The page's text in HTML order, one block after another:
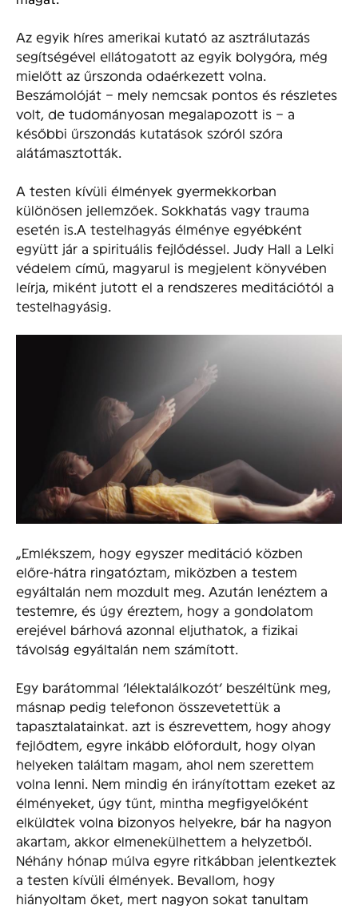
Az egyik híres amerikai kutató az asztrálutazás
segítségével ellátogatott az egyik bolygóra, még
mielőtt az űrszonda odaérkezett volna.
Beszámolóját – mely nemcsak pontos és részletes
volt, de tudományosan megalapozott is – a
későbbi űrszondás kutatások szóról szóra
alátámasztották.
A testen kívüli élmények gyermekkorban
különösen jellemzőek. Sokkhatás vagy trauma
esetén is.A testelhagyás élménye egyébként
együtt jár a spirituális fejlődéssel. Judy Hall a Lelki
védelem című, magyarul is megjelent könyvében
leírja, miként jutott el a rendszeres meditációtól a
testelhagyásig.
„Emlékszem, hogy egyszer meditáció közben
előre-hátra ringatóztam, miközben a testem
egyáltalán nem mozdult meg. Azután lenéztem a
testemre, és úgy éreztem, hogy a gondolatom
erejével bárhová azonnal eljuthatok, a fizikai
távolság egyáltalán nem számított.
Egy barátommal ’lélektalálkozót’ beszéltünk meg,
másnap pedig telefonon összevetettük a
tapasztalatainkat. azt is észrevettem, hogy ahogy
fejlődtem, egyre inkább előfordult, hogy olyan
helyeken találtam magam, ahol nem szerettem
volna lenni. Nem mindig én irányítottam ezeket az
élményeket, úgy tűnt, mintha megfigyelőként
elküldtek volna bizonyos helyekre, bár ha nagyon
akartam, akkor elmenekülhettem a helyzetből.
Néhány hónap múlva egyre ritkábban jelentkeztek
a testen kívüli élmények. Bevallom, hogy
hiányoltam őket, mert nagyon sokat tanultam